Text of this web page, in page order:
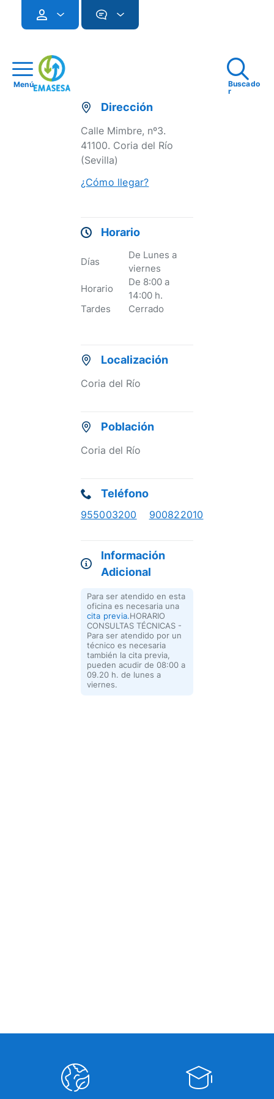
Menú
Buscado
r
Dirección
Calle Mimbre, nº3.
41100. Coria del Río
(Sevilla)
¿Cómo llegar?
Horario
Días
De Lunes a
viernes
Horario
De 8:00 a
14:00 h.
Tardes
Cerrado
Localización
Coria del Río
Población
Coria del Río
Teléfono
955003200 900822010
Información
Adicional
Para ser atendido en esta
oficina es necesaria una
cita previa.HORARIO
CONSULTAS TÉCNICAS -
Para ser atendido por un
técnico es necesaria
también la cita previa,
pueden acudir de 08:00 a
09.20 h. de lunes a
viernes.